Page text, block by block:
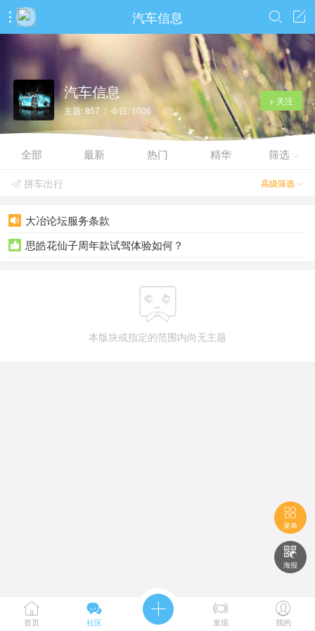
 汽车信息 

+ 关注
汽车信息
主题: 857 / 今日: 1006
全部 最新 热门 精华 筛选 
高级筛选 
 拼车出行
 大冶论坛服务条款
 思皓花仙子周年款试驾体验如何？

本版块或指定的范围内尚无主题

菜单

海报

首页

社区
 
发现

我的